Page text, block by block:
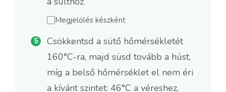
Megjelölés készként
Csökkentsd a sütő hőmérsékletét
160°C-ra, majd süsd tovább a húst,
míg a belső hőmérséklet el nem éri
a kívánt szintet: 46°C a véreshez,